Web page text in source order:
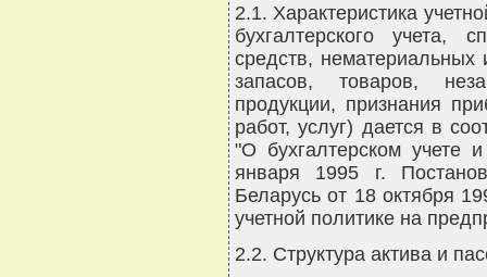
2.1. Характеристика
бухгалтерского учета,
средств, нематериальных
запасов, товаров,
продукции, признания
работ, услуг) дается в
"О бухгалтерском учете
января 1995 г.
Беларусь от 18 октября
учетной политике на
2.2. Структура актива и